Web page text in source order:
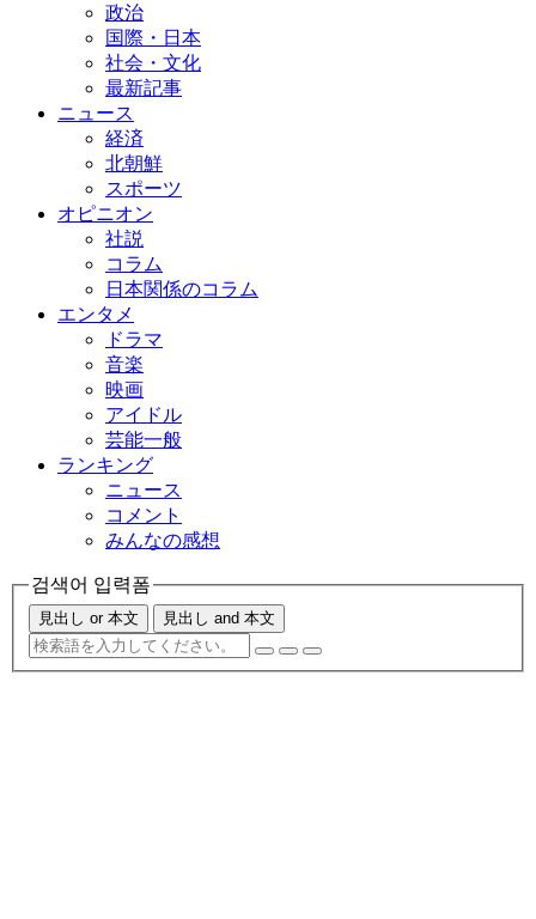
政治
国際・日本
社会・文化
最新記事
ニュース
経済
北朝鮮
スポーツ
オピニオン
社説
コラム
日本関係のコラム
エンタメ
ドラマ
音楽
映画
アイドル
芸能一般
ランキング
ニュース
コメント
みんなの感想
검색어 입력폼
見出し or 本文 見出し and 本文